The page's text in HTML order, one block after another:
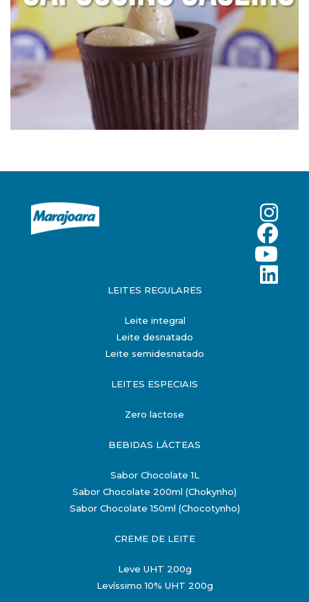
LEITES REGULARES
Leite integral
Leite desnatado
Leite semidesnatado
LEITES ESPECIAIS
Zero lactose
BEBIDAS LÁCTEAS
Sabor Chocolate 1L
Sabor Chocolate 200ml (Chokynho)
Sabor Chocolate 150ml (Chocotynho)
CREME DE LEITE
Leve UHT 200g
Levíssimo 10% UHT 200g